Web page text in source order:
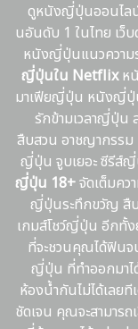
ดูหนังญี่ปุ่นออนไล
นอันดับ 1 ในไทย เว็
หนังญี่ปุ่นแนวความ
ญี่ปุ่นใน Netflixหนั
มาเฟียญี่ปุ่น หนังญี่ปุ่
รักข้ามเวลาญี่ปุ่
สืบสวน อาชญากรร
ญี่ปุ่น จูบเยอะ ซีรีส์
ญี่ปุ่น 18+จัดเต็มคว
ญี่ปุ่นระทึกขวัญ สืบ
เกมส์โชว์ญี่ปุ่น อีกทั้ง
ที่จะชวนคุณได้ฟิน
ญี่ปุ่น ที่ทำออกมาไ
ห้องน้ำกันไม่ได้เลย
ชัดเจน คุณจะสามาร